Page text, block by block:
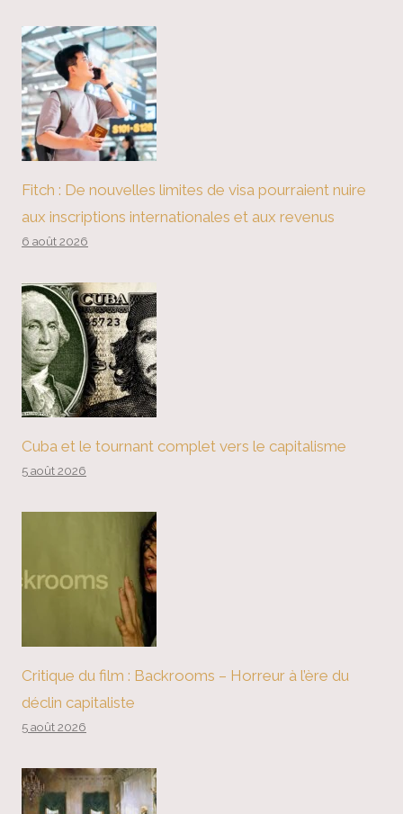
Fitch : De nouvelles limites de visa pourraient nuire
aux inscriptions internationales et aux revenus
6 août 2026
Cuba et le tournant complet vers le capitalisme
5 août 2026
Critique du film : Backrooms – Horreur à l’ère du
déclin capitaliste
5 août 2026